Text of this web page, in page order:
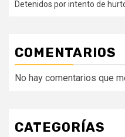
Detenidos por intento de
COMENTARIOS
No hay comentarios que
CATEGORÍAS